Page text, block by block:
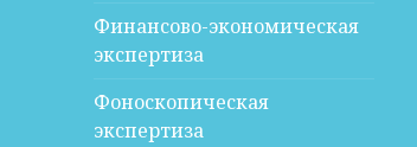
Финансово-экономическая
экспертиза
Фоноскопическая
экспертиза